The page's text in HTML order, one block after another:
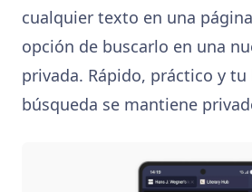
cualquier texto en una
opción de buscarlo en una
privada. Rápido, práctico y
búsqueda se mantiene